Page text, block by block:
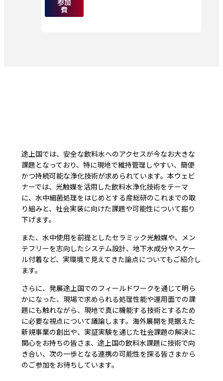
費
途上国では、安全な飲料水へのアクセスが今なお大きな
課題となっており、特に現地で維持管理しやすい、簡便
かつ持続可能な浄化技術が求められています。本ウェビ
ナーでは、光触媒を活用した飲料水浄化技術をテーマ
に、水中細菌処理をはじめとする産総研のこれまでの取
り組みと、社会実装に向けた課題や可能性について掘り
下げます。
また、水中使用を前提としたセラミック光触媒や、メン
テフリーを志向したシステム設計、地下水成分やスケー
ル付着など、実環境で見えてきた論点についてもご紹介し
ます。
さらに、発展途上国でのフィールドワークを通じて明ら
かになった、現場で求められる処理性能や運用面での課
題にも触れながら、現地で真に機能する技術とするため
に必要な視点について議論します。海外展開を見据えた
新規事業の創出や、実証実験を通じた社会課題の解決に
関心をお持ちの皆さま、途上国の飲料水課題に技術で向
き合い、次の一歩となる連携の可能性を探る皆さまから
のご参加をお待ちしています。